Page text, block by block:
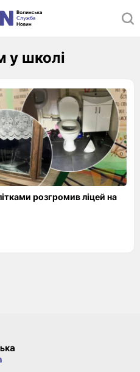
у школі
розгромив ліцей на